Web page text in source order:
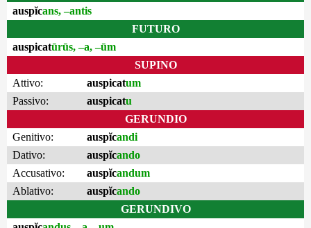
auspĭcans, –antis
FUTURO
auspicatūrūs, –a, –ūm
SUPINO
Attivo:
auspicatum
Passivo:
auspicatu
GERUNDIO
Genitivo:
auspĭcandi
Dativo:
auspĭcando
Accusativo:
auspĭcandum
Ablativo:
auspĭcando
GERUNDIVO